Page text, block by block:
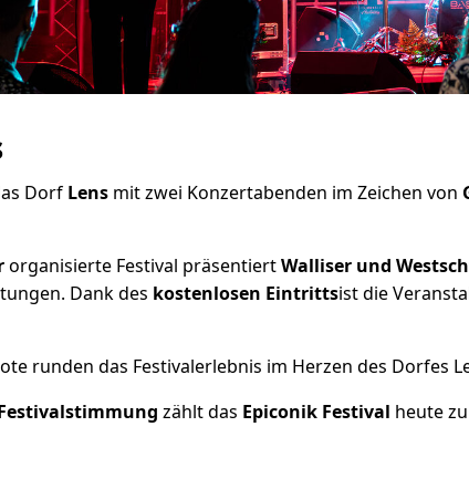
Dorf Lens mit zwei Konzertabenden im Zeichen von
organisierte Festival präsentiertWalliser und
Dank des kostenlosen Eintrittsist die
runden das Festivalerlebnis im Herzen des Dorfes
zählt das Epiconik Festival heute